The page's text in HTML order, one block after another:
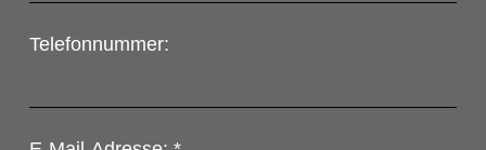
Telefonnummer: